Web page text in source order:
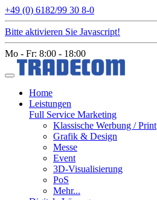
+49 (0) 6182/99 30 8-0
Bitte aktivieren Sie Javascript!
Mo - Fr: 8:00 - 18:00
Home
Leistungen
Full Service Marketing
Klassische Werbung / Print
Grafik & Design
Messe
Event
3D-Visualisierung
PoS
Mehr...